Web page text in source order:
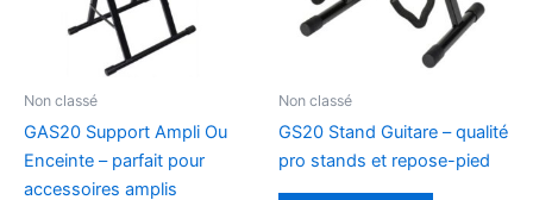
Non classé
GAS20 Support Ampli Ou
Enceinte – parfait pour
accessoires amplis
Non classé
GS20 Stand Guitare – qualité
pro stands et repose-pied